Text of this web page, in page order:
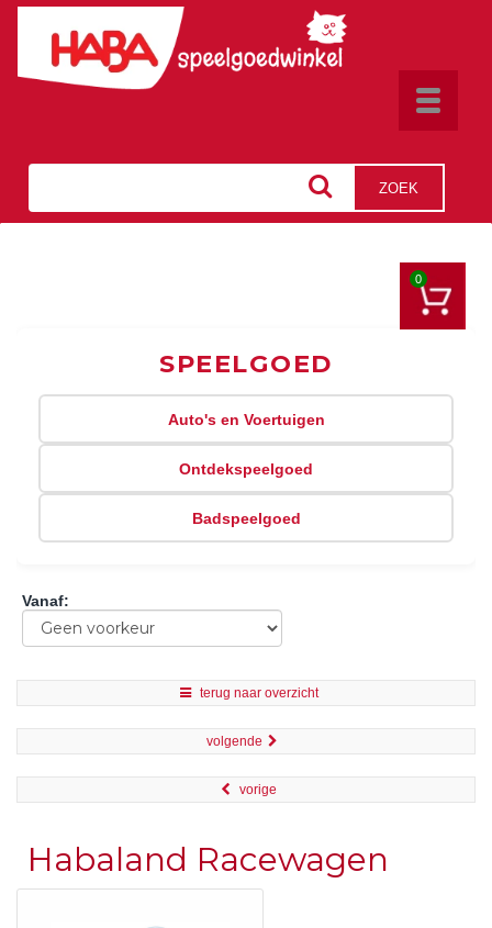
Toggle
ZOEK
0
SPEELGOED
Auto's en Voertuigen
Ontdekspeelgoed
Badspeelgoed
Vanaf:
terug naar overzicht
volgende
vorige
Habaland Racewagen